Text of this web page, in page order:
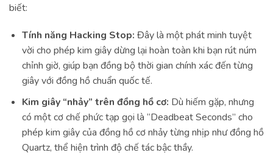
biết:
Tính năng Hacking Stop: Đây là một phát minh tuyệt
vời cho phép kim giây dừng lại hoàn toàn khi bạn rút núm
chỉnh giờ, giúp bạn đồng bộ thời gian chính xác đến từng
giây với đồng hồ chuẩn quốc tế.
Kim giây “nhảy” trên đồng hồ cơ: Dù hiếm gặp, nhưng
có một cơ chế phức tạp gọi là “Deadbeat Seconds” cho
phép kim giây của đồng hồ cơ nhảy từng nhịp như đồng hồ
Quartz, thể hiện trình độ chế tác bậc thầy.